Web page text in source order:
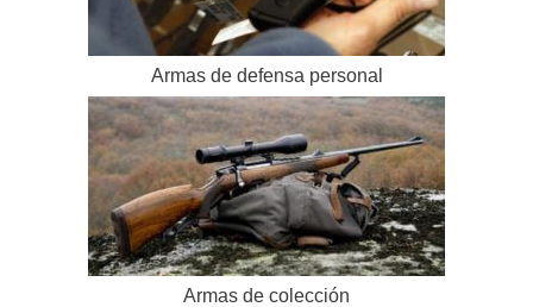
Armas de defensa personal
Armas de colección